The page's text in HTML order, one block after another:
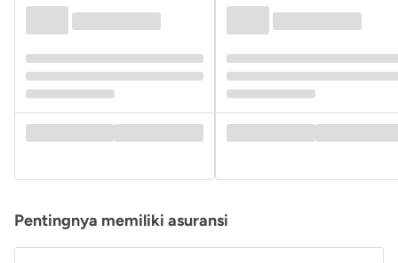
Pentingnya memiliki asuransi